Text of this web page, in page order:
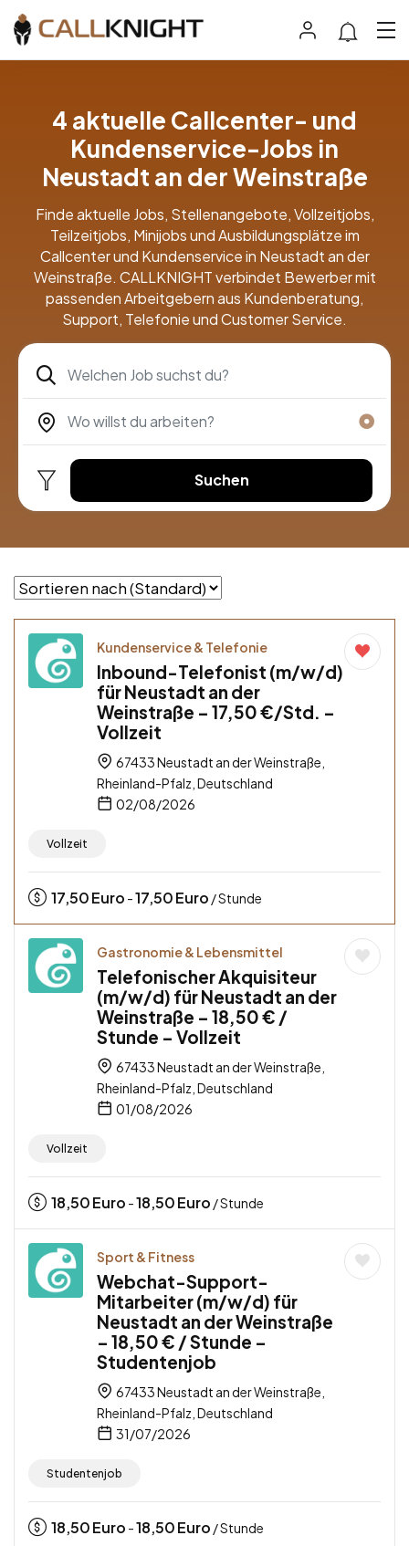
4 aktuelle Callcenter- und
Kundenservice-Jobs in
Neustadt an der Weinstraße
Finde aktuelle Jobs, Stellenangebote, Vollzeitjobs,
Teilzeitjobs, Minijobs und Ausbildungsplätze im
Callcenter und Kundenservice in Neustadt an der
Weinstraße. CALLKNIGHT verbindet Bewerber mit
passenden Arbeitgebern aus Kundenberatung,
Support, Telefonie und Customer Service.
Suchen
Kundenservice & Telefonie
Inbound-Telefonist (m/w/d)
für Neustadt an der
Weinstraße – 17,50 €/Std. –
Vollzeit
67433 Neustadt an der Weinstraße,
Rheinland-Pfalz, Deutschland
02/08/2026
Vollzeit
17,50Euro -17,50Euro / Stunde
Gastronomie & Lebensmittel
Telefonischer Akquisiteur
(m/w/d) für Neustadt an der
Weinstraße – 18,50 € /
Stunde – Vollzeit
67433 Neustadt an der Weinstraße,
Rheinland-Pfalz, Deutschland
01/08/2026
Vollzeit
18,50Euro -18,50Euro / Stunde
Sport & Fitness
Webchat-Support-
Mitarbeiter (m/w/d) für
Neustadt an der Weinstraße
– 18,50 € / Stunde –
Studentenjob
67433 Neustadt an der Weinstraße,
Rheinland-Pfalz, Deutschland
31/07/2026
Studentenjob
18,50Euro -18,50Euro / Stunde